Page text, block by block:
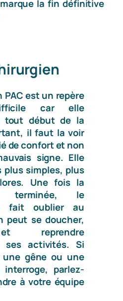
la fin définitive
PAC est un repère
car elle
tout début de la
il faut la voir
de confort et non
signe. Elle
plus simples, plus
Une fois la
terminée, le
fait oublier au
peut se doucher,
reprendre
ses activités. Si
une gêne ou une
parlez-
à votre équipe